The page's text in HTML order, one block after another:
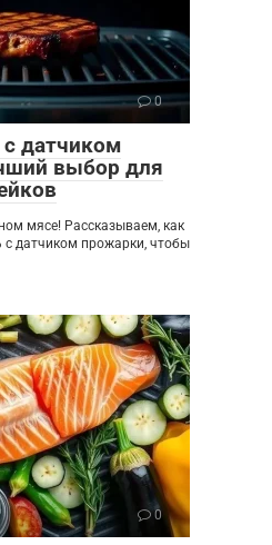
0
с датчиком
выбор для
мясе! Рассказываем, как
с датчиком прожарки, чтобы
0